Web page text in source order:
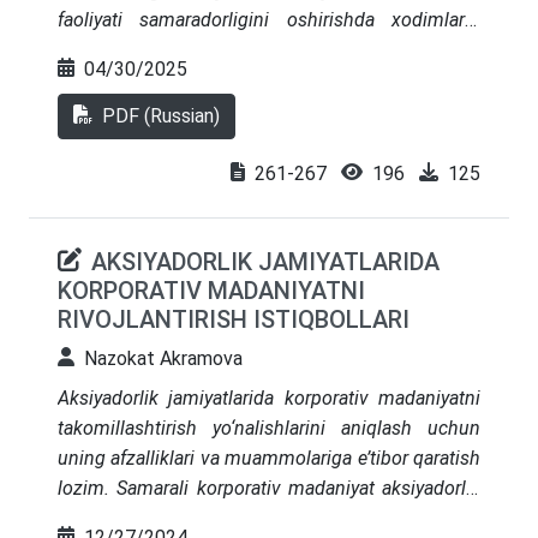
faoliyati samaradorligini oshirishda xodimlarni
chiqiladi. Vazirlik darajasidagi vazifalarning
noadolatli taqsimlanishi, samaradorlikni
baholashdagi yetarli shaffoflikning mavjud
emasligi va yangi xodimlarni adaptatsiya qilish
etilgan, raqamli instrumentlar va jarayonli
boshqaruv elementlarini joriy etish zarurligi
asoslab berilgan. Tadqiqot natijalariga ko‘ra,
kadrlar salohiyatini rivojlantirish Bojxona markazi
maʼmuriyatchilik modeliga o‘tishda tizimli omil
hisoblanadi.
04/30/2025
PDF (Russian)
261-267 196 125
AKSIYADORLIK JAMIYATLARIDA
KORPORATIV MADANIYATNI
RIVOJLANTIRISH ISTIQBOLLARI
Nazokat Akramova
Aksiyadorlik jamiyatlarida korporativ madaniyatni
takomillashtirish yo‘nalishlarini aniqlash uchun
uning afzalliklari va muammolariga e’tibor qaratish
lozim. Samarali korporativ madaniyat aksiyadorlik